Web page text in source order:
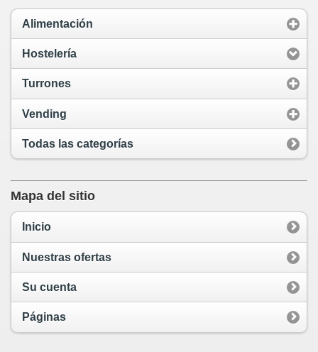
Alimentación
Hostelería
Turrones
Vending
Todas las categorías
Mapa del sitio
Inicio
Nuestras ofertas
Su cuenta
Páginas